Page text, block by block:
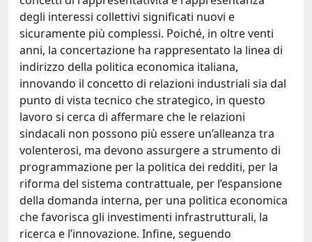
degli interessi collettivi significati nuovi e
sicuramente più complessi. Poiché, in oltre venti
anni, la concertazione ha rappresentato la linea di
indirizzo della politica economica italiana,
innovando il concetto di relazioni industriali sia dal
punto di vista tecnico che strategico, in questo
lavoro si cerca di affermare che le relazioni
sindacali non possono più essere un’alleanza tra
volenterosi, ma devono assurgere a strumento di
programmazione per la politica dei redditi, per la
riforma del sistema contrattuale, per l’espansione
della domanda interna, per una politica economica
che favorisca gli investimenti infrastrutturali, la
ricerca e l’innovazione. Infine, seguendo